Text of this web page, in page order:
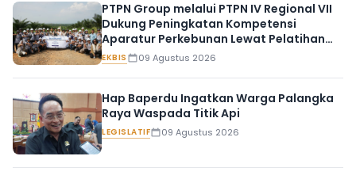
PTPN Group melalui PTPN IV Regional VII
Dukung Peningkatan Kompetensi
Aparatur Perkebunan Lewat Pelatihan
Avenza Maps di Way Kanan
EKBIS 09 Agustus 2026
Hap Baperdu Ingatkan Warga Palangka
Raya Waspada Titik Api
LEGISLATIF 09 Agustus 2026